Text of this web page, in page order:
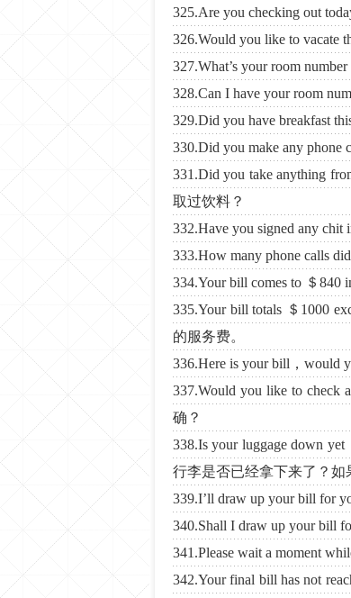
325.Are you checking out
326.Would you like to
327.What’s your room
328.Can I have your room
329.Did you have breakfast
330.Did you make any
331.Did you take anything
取过饮料？
332.Have you signed any
333.How many phone calls
334.Your bill comes to ＄840
335.Your bill totals ＄1000
的服务费。
336.Here is your bill，would
337.Would you like to
确？
338.Is your luggage down
行李是否已经拿下来了？如
339.I’ll draw up your bill for
340.Shall I draw up your bill
341.Please wait a moment
342.Your final bill has not